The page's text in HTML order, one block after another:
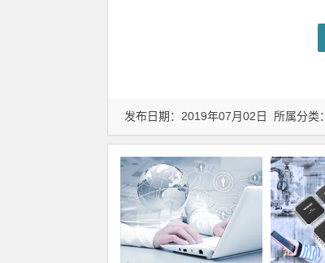
发布日期：2019年07月02日 所属分类：